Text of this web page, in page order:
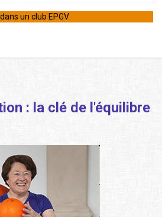
un club EPGV
: la clé de l'équilibre